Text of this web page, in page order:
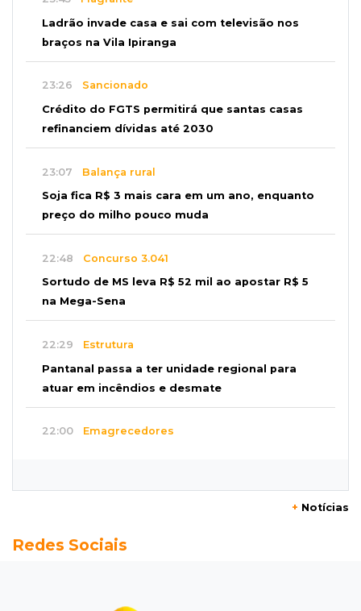
Ladrão invade casa e sai com televisão nos
braços na Vila Ipiranga
23:26 Sancionado
Crédito do FGTS permitirá que santas casas
refinanciem dívidas até 2030
23:07 Balança rural
Soja fica R$ 3 mais cara em um ano, enquanto
preço do milho pouco muda
22:48 Concurso 3.041
Sortudo de MS leva R$ 52 mil ao apostar R$ 5
na Mega-Sena
22:29 Estrutura
Pantanal passa a ter unidade regional para
atuar em incêndios e desmate
22:00 Emagrecedores
Granizo danifica telhados e plantações
Agregado
+ Notícias
Redes Sociais